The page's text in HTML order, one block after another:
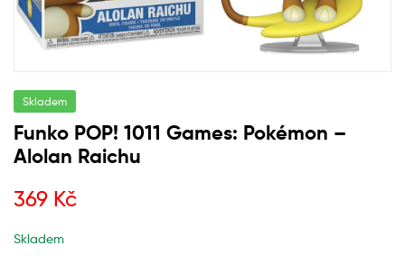
Skladem
Funko POP! 1011 Games: Pokémon –
Alolan Raichu
369 Kč
Skladem